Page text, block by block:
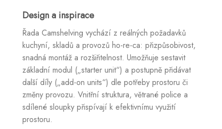
Design a inspirace
Řada Camshelving vychází z reálných požadavků
kuchyní, skladů a provozů ho-re-ca: přizpůsobivost,
snadná montáž a rozšiřitelnost. Umožňuje sestavit
základní modul („starter unit“) a postupně přidávat
další díly („add-on units“) dle potřeby prostoru či
změny provozu. Vnitřní struktura, větrané police a
sdílené sloupky přispívají k efektivnímu využití
prostoru.